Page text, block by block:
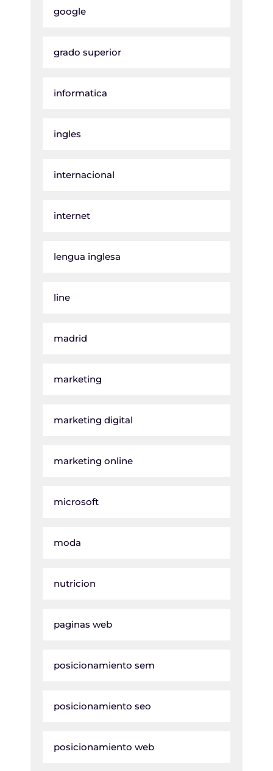
google
grado superior
informatica
ingles
internacional
internet
lengua inglesa
line
madrid
marketing
marketing digital
marketing online
microsoft
moda
nutricion
paginas web
posicionamiento sem
posicionamiento seo
posicionamiento web